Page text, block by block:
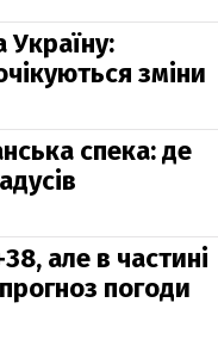
Україну:
зміни
спека: де
але в частині
погоди